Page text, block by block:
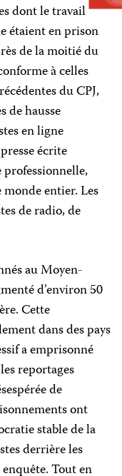
dont le travail
étaient en prison
de la moitié du
à celles
du CPJ,
de hausse
en ligne
écrite
entier. Les
de radio, de
au Moyen-
d’environ 50
Cette
dans des pays
a emprisonné
reportages
de
ont
stable de la
derrière les
Tout en